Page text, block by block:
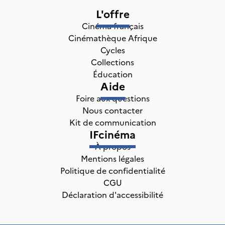
L'offre
Cinéma français
Cinémathèque Afrique
Cycles
Collections
Éducation
Aide
Foire aux questions
Nous contacter
Kit de communication
IFcinéma
À propos
Mentions légales
Politique de confidentialité
CGU
Déclaration d'accessibilité